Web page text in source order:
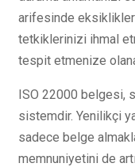
arifesinde
tetkiklerinizi ihmal
tespit etmenize
ISO 22000 belgesi,
sistemdir. Yenilikçi
sadece belge
memnuniyetini de